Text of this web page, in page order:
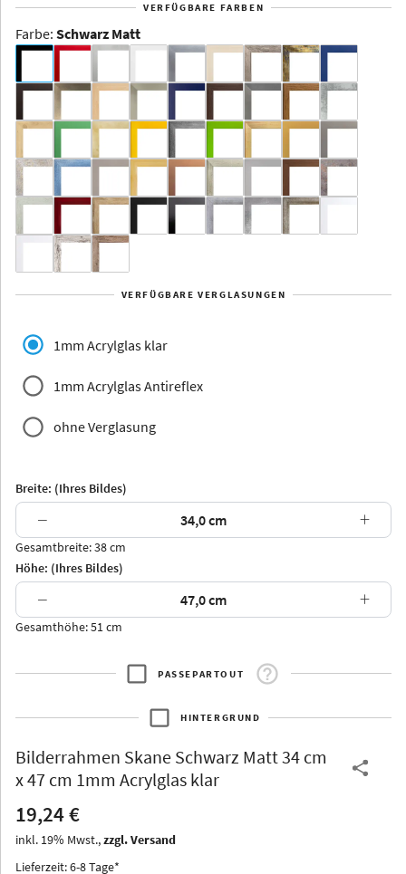
Rahmenloser
Bildhalter
Yukon
Jersey Dauphine
Arran Luzern
Thurgau
Iowa
VERFÜGBARE FARBEN
Farbe: Schwarz Matt
VERFÜGBARE VERGLASUNGEN
1mm Acrylglas klar
1mm Acrylglas Antireflex
ohne Verglasung
Breite: (Ihres Bildes)
− +
Gesamtbreite: 38 cm
Höhe: (Ihres Bildes)
− +
Gesamthöhe: 51 cm
PASSEPARTOUT
HINTERGRUND
Bilderrahmen Skane Schwarz Matt 34 cm
x 47 cm 1mm Acrylglas klar
19,24 €
inkl. 19% Mwst.,zzgl. Versand
Lieferzeit: 6-8 Tage*